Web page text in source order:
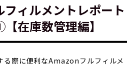
ィルメントレポート
在庫数管理編】
る際に便利なAmazonフルフィルメ